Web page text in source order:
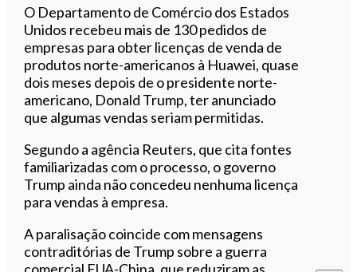
Ouvir este artigo
O Departamento de Comércio dos Estados
Unidos recebeu mais de 130 pedidos de
empresas para obter licenças de venda de
produtos norte-americanos à Huawei, quase
dois meses depois de o presidente norte-
americano, Donald Trump, ter anunciado
que algumas vendas seriam permitidas.
Segundo a agência Reuters, que cita fontes
familiarizadas com o processo, o governo
Trump ainda não concedeu nenhuma licença
para vendas à empresa.
A paralisação coincide com mensagens
contraditórias de Trump sobre a guerra